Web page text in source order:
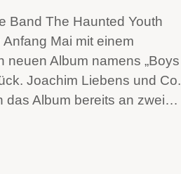
Band The Haunted Youth
Mai mit einem
neuen Album namens „Boys
Joachim Liebens und Co.
das Album bereits an zwei…